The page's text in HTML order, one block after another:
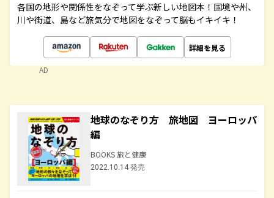
各国の地形や関係性をなぞって学ぶ新しい地図本！国境や州、
川や街道、島など旅気分で地図をなぞって脳もイキイキ！
詳細を見る
AD
地球のなぞり方 旅地図 ヨーロッパ
編
BOOKS 旅と健康
2022.10.14 発売